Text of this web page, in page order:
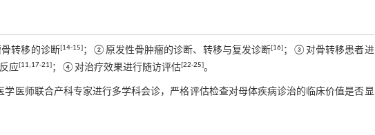
骨转移的诊断[14-15]；②原发性骨肿瘤的诊断、转移与复发诊断[16] ；③对骨转移患者进
应[11,17-21] ；④对治疗效果进行随访评估[22-25]。
医师联合产科专家进行多学科会诊，严格评估检查对母体疾病诊治的临床价值是否显